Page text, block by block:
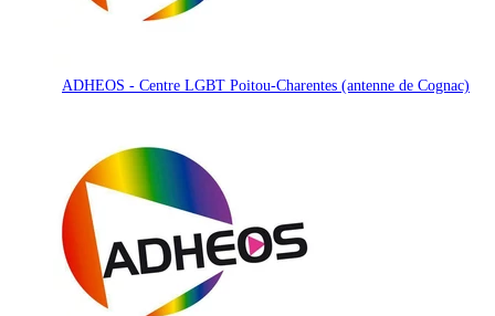
ADHEOS - Centre LGBT Poitou-Charentes (antenne de Cognac)